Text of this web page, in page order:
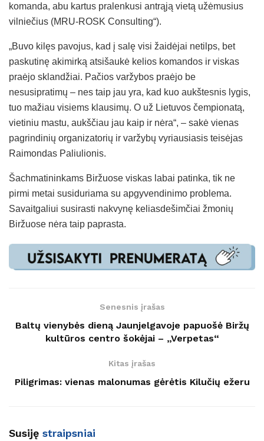
komanda, abu kartus pralenkusi antrąją vietą užėmusius
vilniečius (MRU-ROSK Consulting“).
„Buvo kilęs pavojus, kad į salę visi žaidėjai netilps, bet
paskutinę akimirką atsišaukė kelios komandos ir viskas
praėjo sklandžiai. Pačios varžybos praėjo be
nesusipratimų – nes taip jau yra, kad kuo aukštesnis lygis,
tuo mažiau visiems klausimų. O už Lietuvos čempionatą,
vietiniu mastu, aukščiau jau kaip ir nėra“, – sakė vienas
pagrindinių organizatorių ir varžybų vyriausiasis teisėjas
Raimondas Paliulionis.
Šachmatininkams Biržuose viskas labai patinka, tik ne
pirmi metai susiduriama su apgyvendinimo problema.
Savaitgaliui susirasti nakvynę keliasdešimčiai žmonių
Biržuose nėra taip paprasta.
Senesnis įrašas
Baltų vienybės dieną Jaunjelgavoje papuošė Biržų
kultūros centro šokėjai – „Verpetas“
Kitas įrašas
Piligrimas: vienas malonumas gėrėtis Kilučių ežeru
Susiję straipsniai